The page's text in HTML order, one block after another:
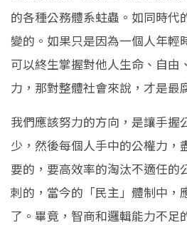
的各種公務體系蛀蟲。如同時代
變的。如果只是因為一個人年輕
可以終生掌握對他人生命、自由
力，那對整體社會來說，才是最
我們應該努力的方向，是讓手握
少，然後每個人手中的公權力，
要的，要高效率的淘汰不適任的
刺的，當今的「民主」體制中，
了。畢竟，智商和邏輯能力不足